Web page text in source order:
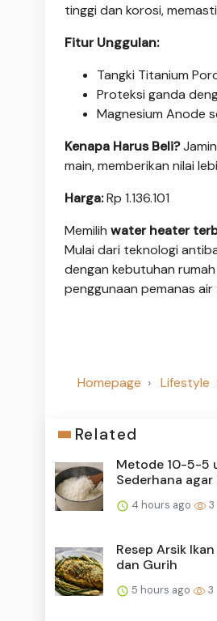
tinggi dan korosi,
Fitur Unggulan:
Tangki Titanium
Proteksi ganda
Magnesium Anode
Kenapa Harus Beli?
main, memberikan nilai
Harga:Rp 1.136.101
Memilih water heater
Mulai dari teknologi
dengan kebutuhan
penggunaan pemanas
Homepage Lifestyle
Related
Metode 10-5-5
Sederhana agar
4 hours ago 3
Resep Arsik
dan Gurih
5 hours ago 3